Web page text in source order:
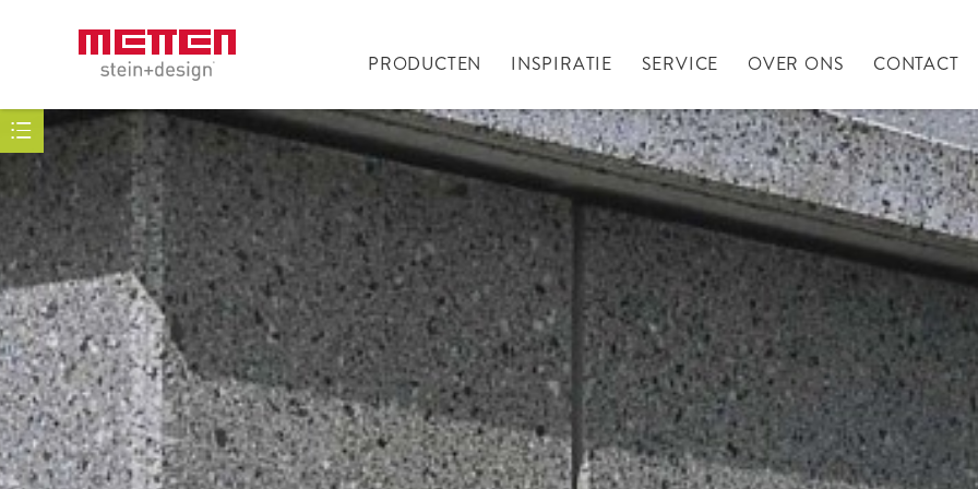
PRODUCTEN INSPIRATIE SERVICE OVER ONS CONTACT